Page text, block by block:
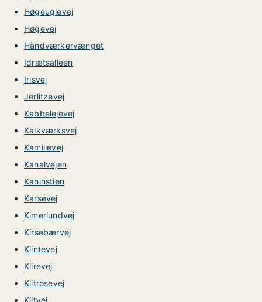
Høgeuglevej
Høgevej
Håndværkervænget
Idrætsalleen
Irisvej
Jerlitzevej
Kabbelejevej
Kalkværksvej
Kamillevej
Kanalvejen
Kaninstien
Karsevej
Kimerlundvej
Kirsebærvej
Klintevej
Klirevej
Klitrosevej
Klitvej